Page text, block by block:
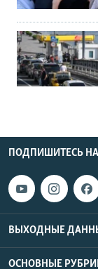
ПОДПИШИТЕСЬ НА
ВЫХОДНЫЕ
ОСНОВНЫЕ